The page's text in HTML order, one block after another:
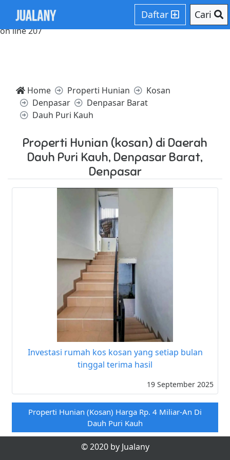
Notice: Trying to access array offset on value of type null in
/home/websiteden/public_html/jualany.com/core/core.php
on line 207
Daftar Cari
Home Properti Hunian
Kosan
Denpasar
Denpasar Barat
Dauh Puri Kauh
Properti Hunian (kosan) di Daerah
Dauh Puri Kauh, Denpasar Barat,
Denpasar
Investasi rumah kos kosan yang setiap bulan
tinggal terima hasil
19 September 2025
Properti Hunian (kosan) Harga Rp. 4 Miliar-An Di
Dauh Puri Kauh
© 2020 by Jualany